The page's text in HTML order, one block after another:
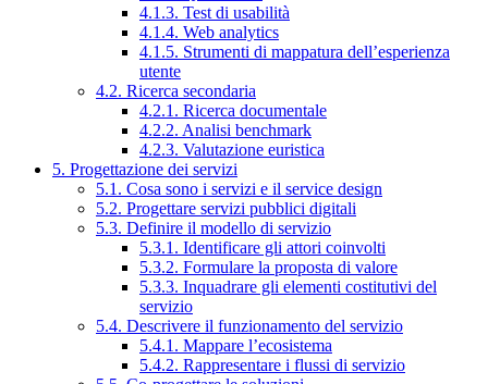
4.1.3. Test di usabilità
4.1.4. Web analytics
4.1.5. Strumenti di mappatura dell’esperienza
utente
4.2. Ricerca secondaria
4.2.1. Ricerca documentale
4.2.2. Analisi benchmark
4.2.3. Valutazione euristica
5. Progettazione dei servizi
5.1. Cosa sono i servizi e il service design
5.2. Progettare servizi pubblici digitali
5.3. Definire il modello di servizio
5.3.1. Identificare gli attori coinvolti
5.3.2. Formulare la proposta di valore
5.3.3. Inquadrare gli elementi costitutivi del
servizio
5.4. Descrivere il funzionamento del servizio
5.4.1. Mappare l’ecosistema
5.4.2. Rappresentare i flussi di servizio